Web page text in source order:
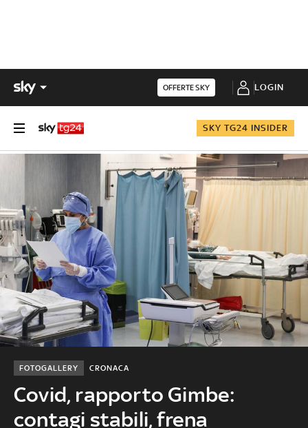
OFFERTE SKY LOGIN
SKY TG24 INSIDER
Covid, rapporto Gimbe:
contagi stabili, frena
CRONACA
FOTOGALLERY